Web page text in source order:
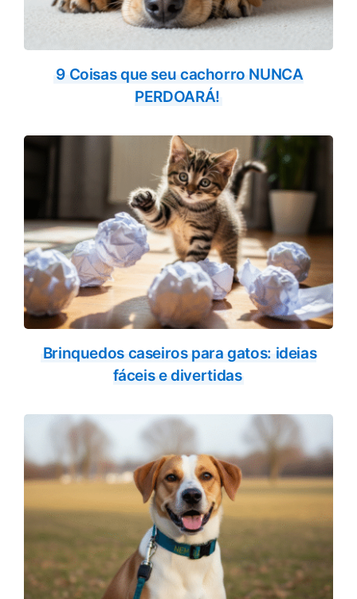
9 Coisas que seu cachorro NUNCA
PERDOARÁ!
Brinquedos caseiros para gatos: ideias
fáceis e divertidas